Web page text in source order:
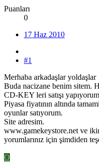
Puanları
0
17 Haz 2010
#1
Merhaba arkadaşlar yoldaşlar
Buda nacizane benim sitem.
CD-KEY leri satışı
Piyasa fiyatının altında
oyunlar satıyorum.
Site adresim.
www.gamekeystore.net ve
yorumlarınız için şimdiden
O